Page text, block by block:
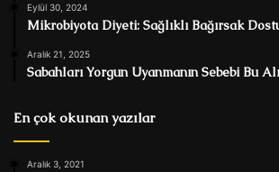
Eylül 30, 2024
Mikrobiyota Diyeti: Sağlıklı Bağırsak
Aralık 21, 2025
Sabahları Yorgun Uyanmanın Sebebi Bu
En çok okunan yazılar
Aralık 3, 2021